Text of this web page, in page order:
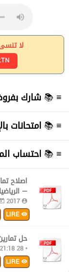
لا
≡ 📚 شارك
≡ 📚 امتحانات
≡ 📚 احتساب المعدل
اصلاح
—
Fate Ab •
2017
حل تمارين
• 28 Mars 2016 À 03:21:18